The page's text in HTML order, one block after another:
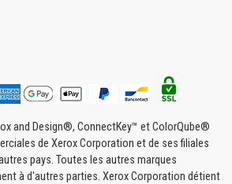
and Design®, ConnectKey™ et ColorQube®
de Xerox Corporation et de ses filiales
pays. Toutes les autres marques
à d'autres parties. Xerox Corporation détient